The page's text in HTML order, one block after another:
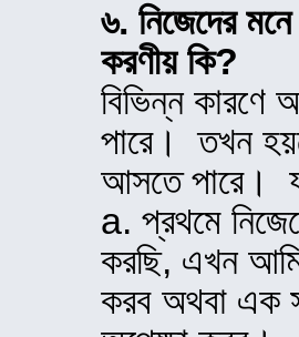
৬. নিজেদের
করণীয় কি?
বিভিন্ন কারণে
পারে। তখন
আসতে পারে।
a. প্রথমে
করছি, এখন
করব অথবা এক